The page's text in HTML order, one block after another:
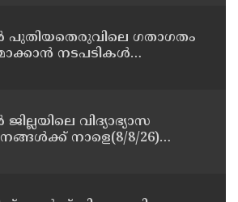
പുതിയതെരുവിലെ ഗതാഗതം
നടപടികള്‍
വിദ്യാഭ്യാസ
നാളെ(8/8/26)